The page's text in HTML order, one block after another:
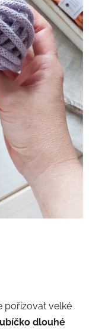
pořizovat velké
dlouhé